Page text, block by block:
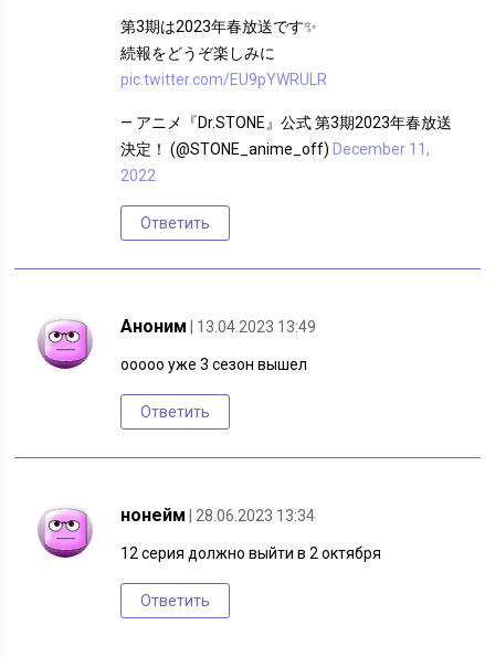
第3期は2023年春放送です✨
続報をどうぞ楽しみに
pic.twitter.com/EU9pYWRULR
— アニメ『Dr.STONE』公式 第3期2023年春放送
決定！ (@STONE_anime_off) December 11,
2022
Ответить
Аноним | 13.04.2023 13:49
ооооо уже 3 сезон вышел
Ответить
нонейм | 28.06.2023 13:34
12 серия должно выйти в 2 октября
Ответить